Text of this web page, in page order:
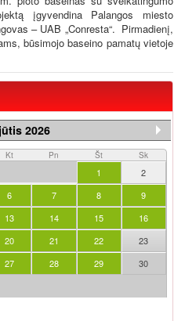
įgyvendina Palangos miesto
– UAB „Conresta“. Pirmadienį,
būsimojo baseino pamatų vietoje
2026
Kt Pn Št Sk
1
2
6 7 8
9
13 14 15
16
20 21 22
23
27 28 29
30